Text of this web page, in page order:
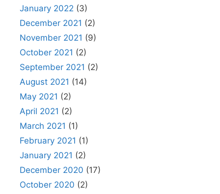
January 2022 (3)
December 2021 (2)
November 2021 (9)
October 2021 (2)
September 2021 (2)
August 2021 (14)
May 2021 (2)
April 2021 (2)
March 2021 (1)
February 2021 (1)
January 2021 (2)
December 2020 (17)
October 2020 (2)